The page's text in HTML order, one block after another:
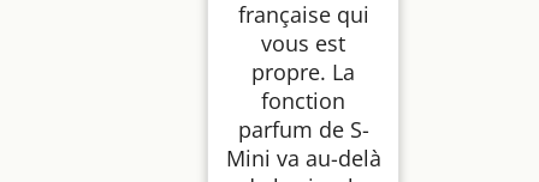
française qui
vous est
propre. La
fonction
parfum de S-
Mini va au-delà